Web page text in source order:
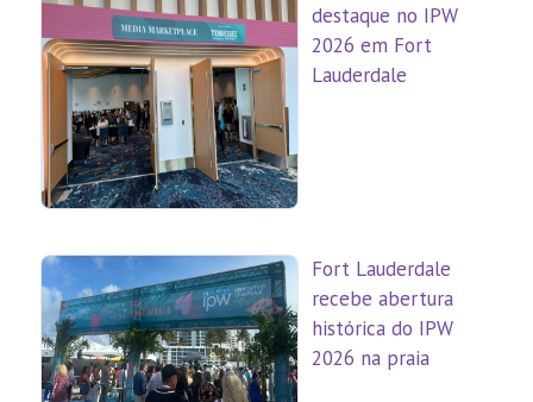
destaque no IPW
2026 em Fort
Lauderdale
Fort Lauderdale
recebe abertura
histórica do IPW
2026 na praia